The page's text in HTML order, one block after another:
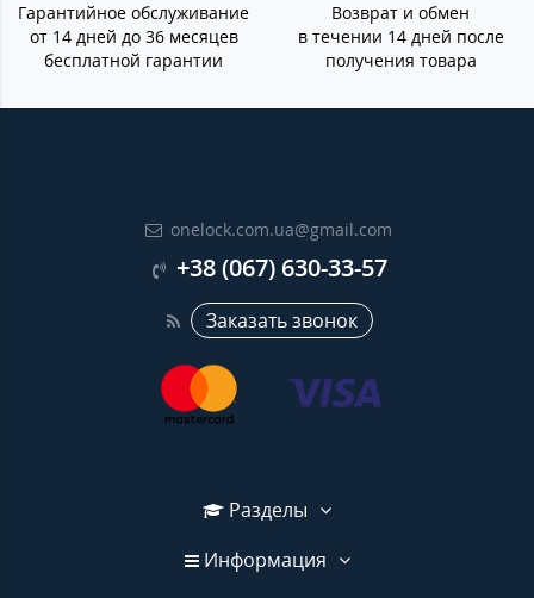
Гарантийное обслуживание
от 14 дней до 36 месяцев
бесплатной гарантии
Возврат и обмен
в течении 14 дней после
получения товара
onelock.com.ua@gmail.com
+38 (067) 630-33-57
Заказать звонок
Разделы
Информация